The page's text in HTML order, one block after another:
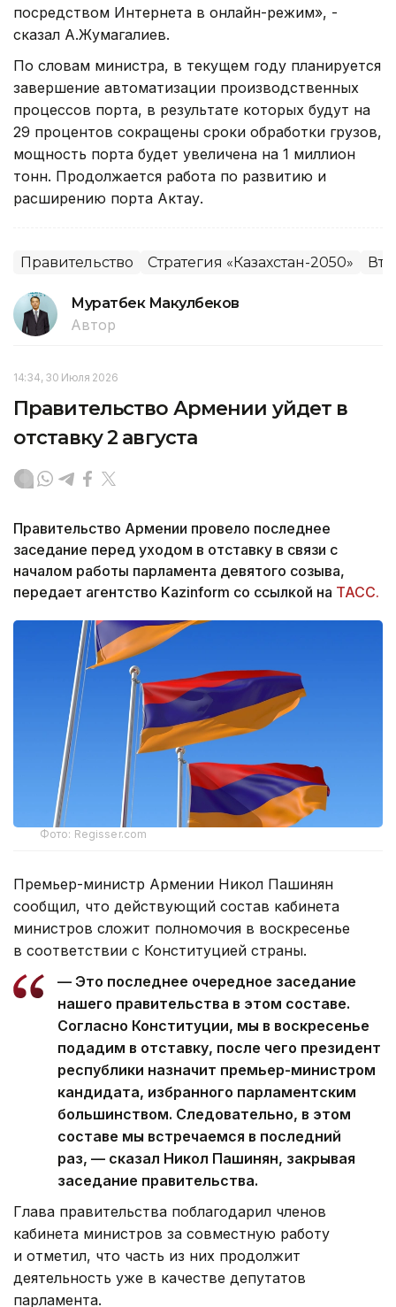
посредством Интернета в онлайн-режим», -
сказал А.Жумагалиев.
По словам министра, в текущем году планируется
завершение автоматизации производственных
процессов порта, в результате которых будут на
29 процентов сокращены сроки обработки грузов,
мощность порта будет увеличена на 1 миллион
тонн. Продолжается работа по развитию и
расширению порта Актау.
Правительство Стратегия «Казахстан-2050»
Муратбек Макулбеков
Автор
14:34, 30 Июля 2026
Правительство Армении уйдет в
отставку 2 августа
Правительство Армении провело последнее
заседание перед уходом в отставку в связи с
началом работы парламента девятого созыва,
передает агентство Kazinform со ссылкой на ТАСС.
Фото: Regisser.com
Премьер-министр Армении Никол Пашинян
сообщил, что действующий состав кабинета
министров сложит полномочия в воскресенье
в соответствии с Конституцией страны.
— Это последнее очередное заседание
нашего правительства в этом составе.
Согласно Конституции, мы в воскресенье
подадим в отставку, после чего президент
республики назначит премьер-министром
кандидата, избранного парламентским
большинством. Следовательно, в этом
составе мы встречаемся в последний
раз, — сказал Никол Пашинян, закрывая
заседание правительства.
Глава правительства поблагодарил членов
кабинета министров за совместную работу
и отметил, что часть из них продолжит
деятельность уже в качестве депутатов
парламента.